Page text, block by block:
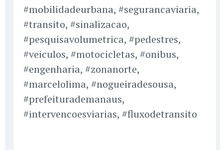
#mobilidadeurbana, #segurancaviaria,
#transito, #sinalizacao,
#pesquisavolumetrica, #pedestres,
#veiculos, #motocicletas, #onibus,
#engenharia, #zonanorte,
#marcelolima, #nogueiradesousa,
#prefeiturademanaus,
#intervencoesviarias, #fluxodetransito